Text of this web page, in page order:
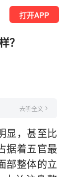
打开APP
？
去听全文
显，甚至比
据着五官最
部整体的立